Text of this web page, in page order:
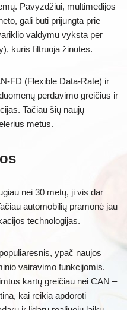
Pavyzdžiui, multimedijos
gali būti prijungta prie
valdymu vyksta per
kuris filtruoja žinutes.
FD (Flexible Data-Rate) ir
perdavimo greičius ir
Tačiau šių naujų
metus.
nei 30 metų, ji vis dar
automobilių pramonė jau
technologijas.
ypač naujos
vairavimo funkcijomis.
kartų greičiau nei CAN –
kai reikia apdoroti